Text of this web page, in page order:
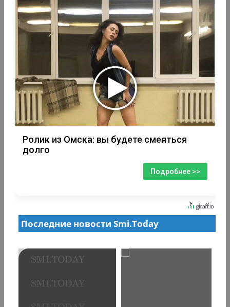
Ролик из Омска: вы будете смеяться
долго
Подробнее >>